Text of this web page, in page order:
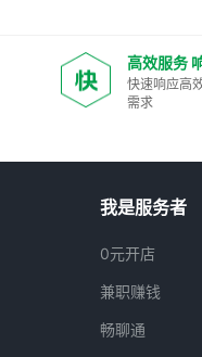
高效服务
快速响应高
需求
我是服务者
0元开店
兼职赚钱
畅聊通